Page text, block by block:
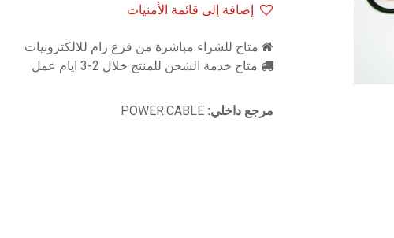
إضافة إلى قائمة الأمنيات
متاح للشراء مباشرة من فرع رام للالكترونيات
متاح خدمة الشحن للمنتج خلال 2-3 ايام عمل
مرجع داخلي: POWER.CABLE